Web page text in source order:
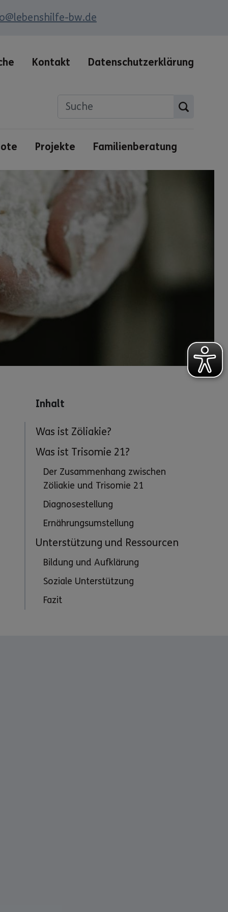
bw.de
Kontakt Datenschutzerklärung
Projekte Familienberatung
Inhalt
Was ist Zöliakie?
Was ist Trisomie 21?
Der Zusammenhang zwischen
Zöliakie und Trisomie 21
Diagnosestellung
Ernährungsumstellung
Unterstützung und Ressourcen
Bildung und Aufklärung
Soziale Unterstützung
Fazit